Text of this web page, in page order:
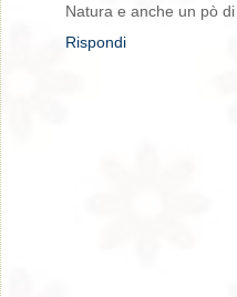
Natura e anche un pò
Rispondi